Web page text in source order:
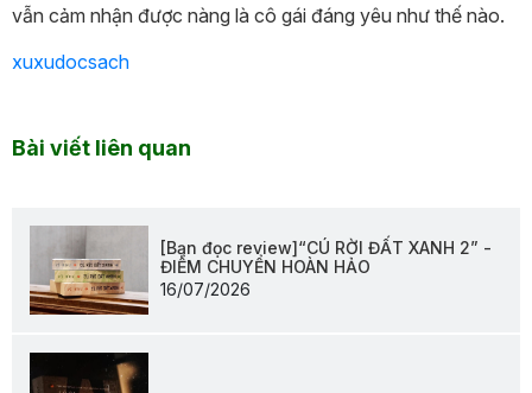
vẫn cảm nhận được nàng là cô gái đáng yêu như thế nào.
xuxudocsach
Bài viết liên quan
[Bạn đọc review]“CÚ RỜI ĐẤT XANH 2” -
ĐIỂM CHUYỂN HOÀN HẢO
16/07/2026